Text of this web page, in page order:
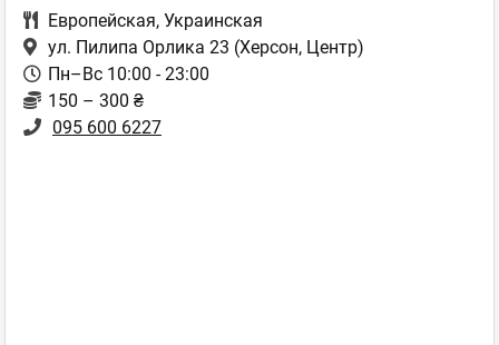
Европейская, Украинская
ул. Пилипа Орлика 23 (Херсон, Центр)
Пн–Вс 10:00 - 23:00
150 – 300 ₴
095 600 6227